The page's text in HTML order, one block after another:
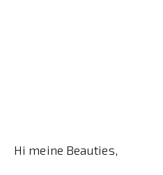
Hi meine Beauties,